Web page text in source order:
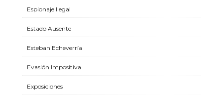
Espionaje Ilegal
Estado Ausente
Esteban Echeverría
Evasión Impositiva
Exposiciones